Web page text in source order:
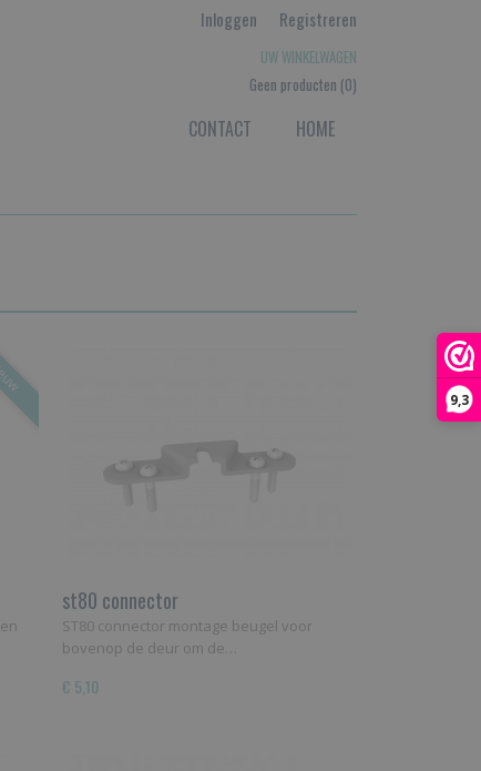
9,3
Inloggen Registreren
UW WINKELWAGEN
Geen producten (0)
HOME
CONTACT
st80 connector
ST80 connector montage beugel voor
bovenop de deur om de…
€ 5,10